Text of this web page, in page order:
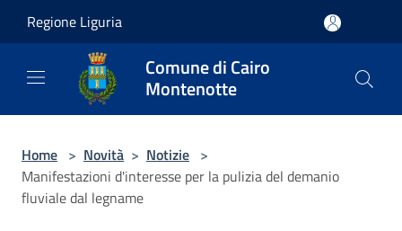
Regione Liguria
Comune di Cairo
Montenotte
Home > Novità > Notizie >
Manifestazioni d'interesse per la pulizia del demanio
fluviale dal legname